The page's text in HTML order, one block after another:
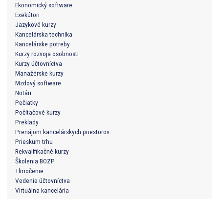
Ekonomický software
Exekútori
Jazykové kurzy
Kancelárska technika
Kancelárske potreby
Kurzy rozvoja osobnosti
Kurzy účtovníctva
Manažérske kurzy
Mzdový software
Notári
Pečiatky
Počítačové kurzy
Preklady
Prenájom kancelárskych priestorov
Prieskum trhu
Rekvalifikačné kurzy
Školenia BOZP
Tlmočenie
Vedenie účtovníctva
Virtuálna kancelária